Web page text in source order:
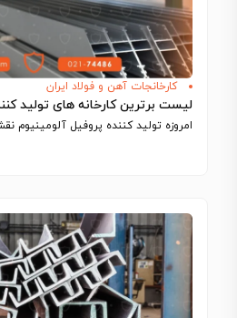
کارخانجات آهن و فولاد ایران
لیست برترین کارخانه های تولید